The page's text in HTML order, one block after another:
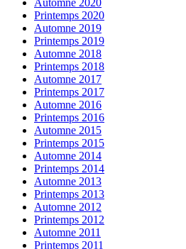
Automne 2020
Printemps 2020
Automne 2019
Printemps 2019
Automne 2018
Printemps 2018
Automne 2017
Printemps 2017
Automne 2016
Printemps 2016
Automne 2015
Printemps 2015
Automne 2014
Printemps 2014
Automne 2013
Printemps 2013
Automne 2012
Printemps 2012
Automne 2011
Printemps 2011